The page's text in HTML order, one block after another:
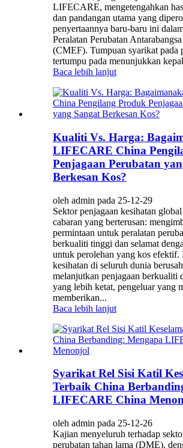
LIFECARE, mengetengahkan
dan pandangan utama yang
penyertaannya baru-baru ini
Peralatan Perubatan
(CMEF). Tumpuan syarikat pada
tertumpu pada menunjukkan
Baca lebih lanjut
Kualiti Vs. Harga:
LIFECARE China
Penjagaan Perubatan
Berkesan Kos?
oleh admin pada 25-12-29
Sektor penjagaan kesihatan
cabaran yang berterusan:
permintaan untuk peralatan
berkualiti tinggi dan selamat
untuk perolehan yang kos efektif.
kesihatan di seluruh dunia
melanjutkan penjagaan berkualiti
yang lebih ketat, pengeluar yang
memberikan...
Baca lebih lanjut
Syarikat Rel Sisi Katil
Terbaik China
LIFECARE China
oleh admin pada 25-12-26
Kajian menyeluruh terhadap
perubatan tahan lama (DME),